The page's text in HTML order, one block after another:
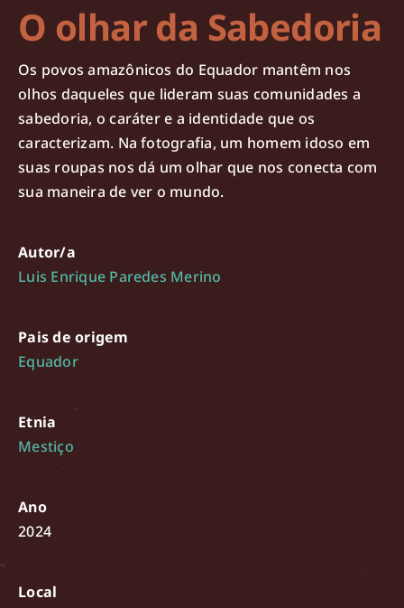
O olhar da Sabedoria
Os povos amazônicos do Equador mantêm nos
olhos daqueles que lideram suas comunidades a
sabedoria, o caráter e a identidade que os
caracterizam. Na fotografia, um homem idoso em
suas roupas nos dá um olhar que nos conecta com
sua maneira de ver o mundo.
Autor/a
Luis Enrique Paredes Merino
Pais de origem
Equador
Etnia
Mestiço
Ano
2024
Local